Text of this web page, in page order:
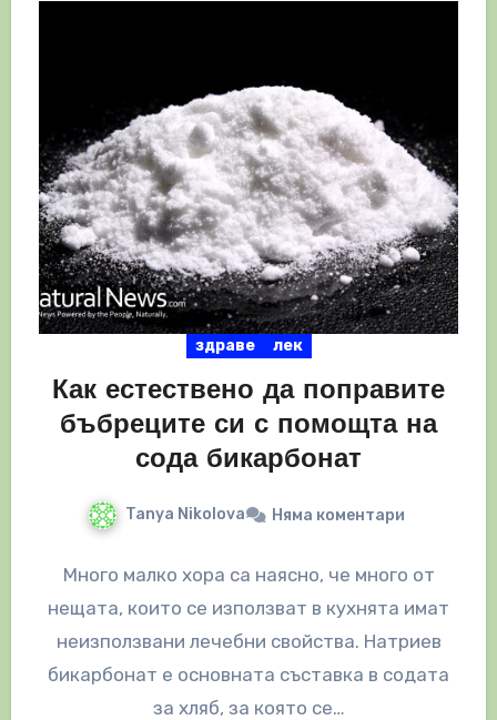
здраве лек
Как естествено да поправите
бъбреците си с помощта на
сода бикарбонат
Tanya Nikolova Няма коментари
Много малко хора са наясно, че много от
нещата, които се използват в кухнята имат
неизползвани лечебни свойства. Натриев
бикарбонат е основната съставка в содата
за хляб, за която се…